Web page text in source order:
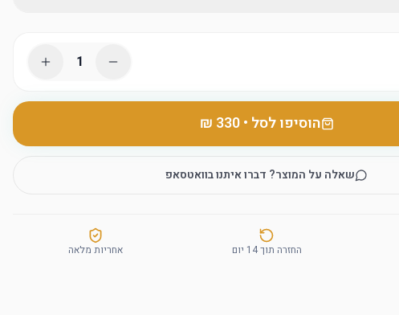
1
הוסיפו לסל •
‏330 ₪
שאלה על המוצר? דברו איתנו בוואטסאפ
החזרה תוך 14 יום אחריות מלאה